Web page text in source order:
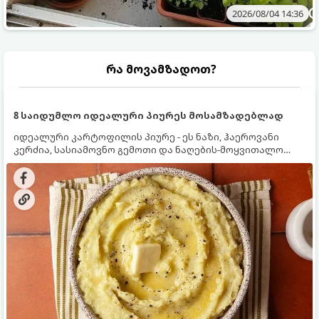
2026/08/04 14:36
რა მოვამზადოთ?
8 საიდუმლო იდეალური პიურეს მოსამზადებლად
იდეალური კარტოფილის პიურე - ეს ნაზი, ჰაეროვანი
კერძია, სასიამოვნო გემოთი და ნაღების-მოყვითალო
ფერით. მისი მომზადება ძალიან მარტივია, მაგრამ
არსებობს რამდენიმე საიდუმლო, რომლებიც უნდა
იცოდეთ, რომ პიურე იდეალურად გემრიელი გამოვიდეს.